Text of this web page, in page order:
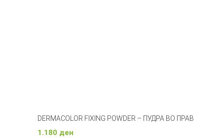
DERMACOLOR FIXING POWDER – ПУДРА ВО ПРАВ
1.180 ден